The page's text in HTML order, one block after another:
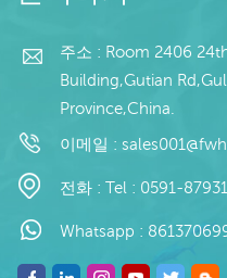
주소 : Room 2406
Building,Gutian
Province,China.
이메일 :
전화 : Tel : 0591-
Whatsapp :